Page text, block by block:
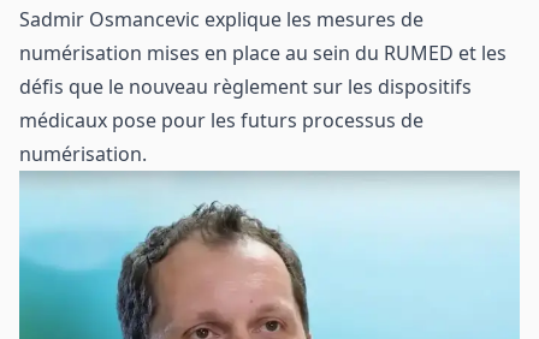
Sadmir Osmancevic explique les mesures de
numérisation mises en place au sein du RUMED et les
défis que le nouveau règlement sur les dispositifs
médicaux pose pour les futurs processus de
numérisation.